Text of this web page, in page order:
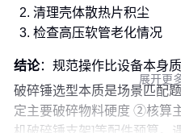
清理壳体散热片积尘
检查高压软管老化情况
结论：规范操作比设备本身
破碎锤选型本质是场景匹配
定主要破碎物料硬度 ②核算
展开更